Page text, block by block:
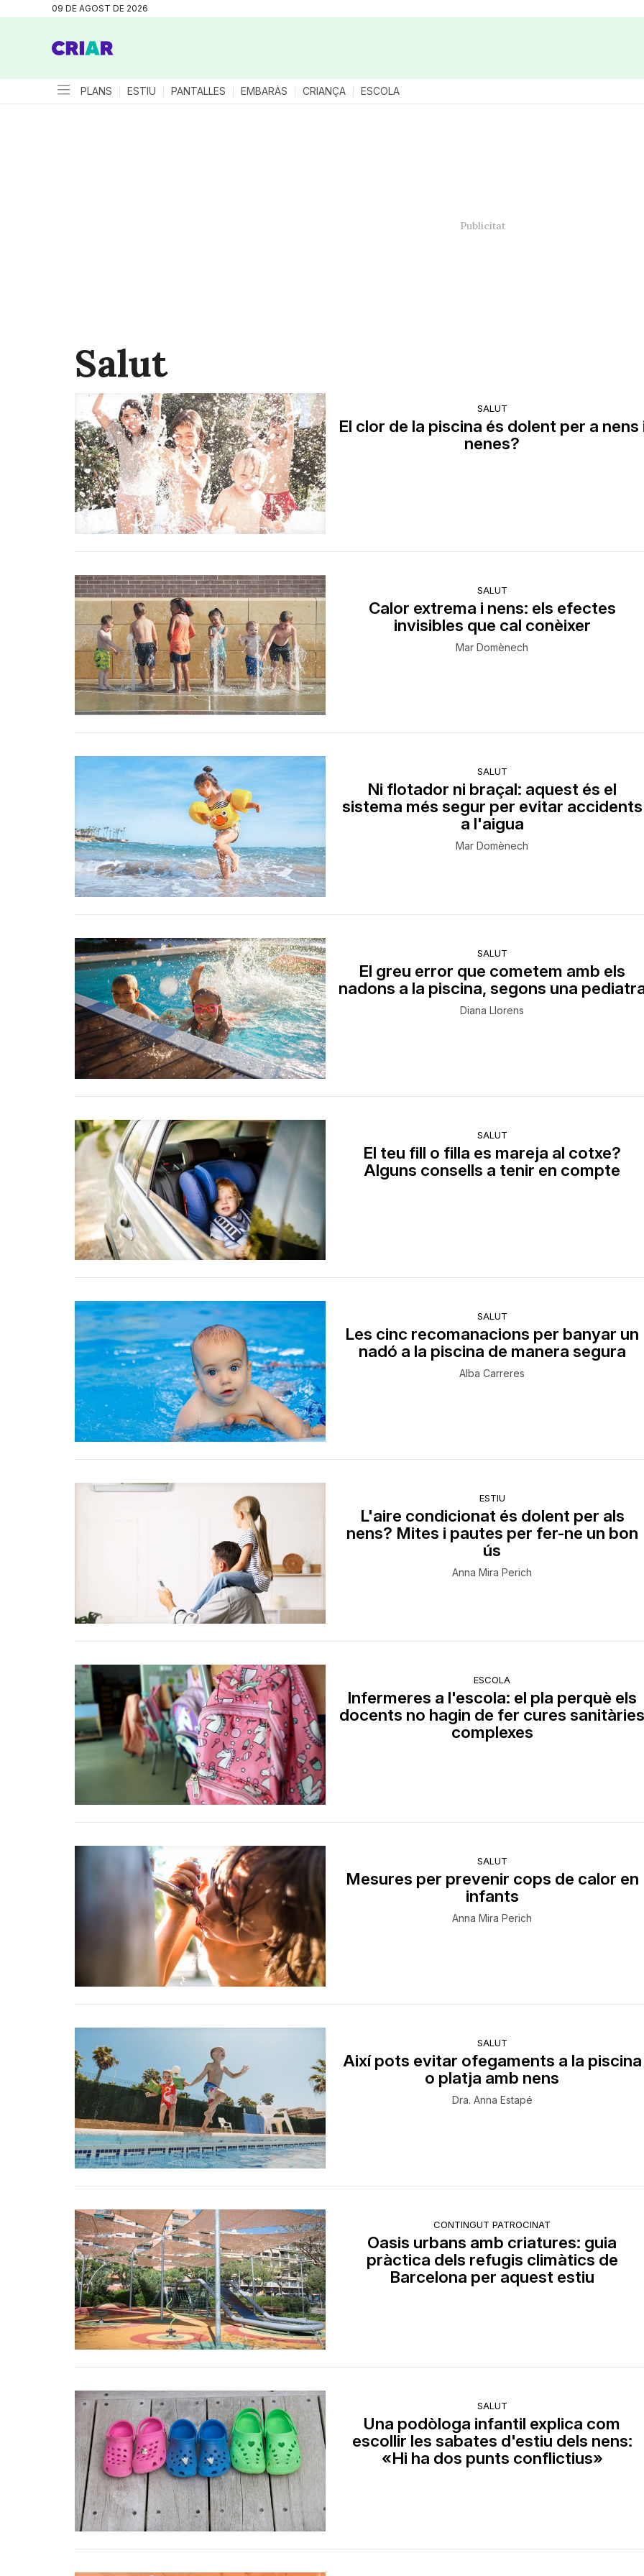
09 DE AGOST DE 2026
PLANS ESTIU PANTALLES EMBARÀS CRIANÇA ESCOLA
Salut
SALUT
El clor de la piscina és dolent per a nens
nenes?
SALUT
Calor extrema i nens: els efectes
invisibles que cal conèixer
Mar Domènech
SALUT
Ni flotador ni braçal: aquest és el
sistema més segur per evitar accidents
a l'aigua
Mar Domènech
SALUT
El greu error que cometem amb els
nadons a la piscina, segons una
Diana Llorens
SALUT
El teu fill o filla es mareja al cotxe?
Alguns consells a tenir en compte
SALUT
Les cinc recomanacions per banyar un
nadó a la piscina de manera segura
Alba Carreres
ESTIU
L'aire condicionat és dolent per als
nens? Mites i pautes per fer-ne un bon
ús
Anna Mira Perich
ESCOLA
Infermeres a l'escola: el pla perquè els
docents no hagin de fer cures
complexes
SALUT
Mesures per prevenir cops de calor en
infants
Anna Mira Perich
SALUT
Així pots evitar ofegaments a la piscina
o platja amb nens
Dra. Anna Estapé
CONTINGUT PATROCINAT
Oasis urbans amb criatures: guia
pràctica dels refugis climàtics de
Barcelona per aquest estiu
SALUT
Una podòloga infantil explica com
escollir les sabates d'estiu dels nens:
«Hi ha dos punts conflictius»